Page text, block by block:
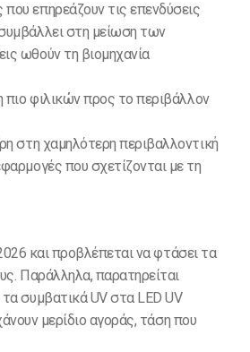
επηρεάζουν τις επενδύσεις
στη μείωση των
ωθούν τη βιομηχανία
πιο φιλικών προς το περιβάλλον
στη χαμηλότερη περιβαλλοντική
που σχετίζονται με τη
και προβλέπεται να φτάσει τα
Παράλληλα, παρατηρείται
συμβατικά UV στα LED UV
μερίδιο αγοράς, τάση που